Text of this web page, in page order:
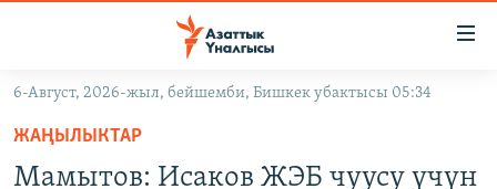
Навигацияга
өтүңүз
Издөөгө
6-Август, 2026-жыл, бейшемби, Бишкек убактысы 05:34
ЖАҢЫЛЫКТАР
Мамытов: Исаков ЖЭБ чуусу үчүн